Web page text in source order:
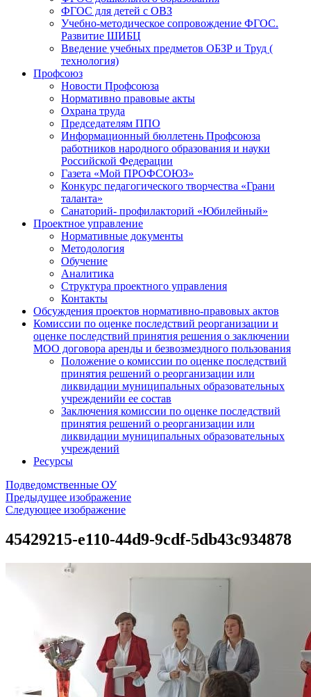
ФГОС для детей с ОВЗ
Учебно-методическое сопровождение ФГОС.
Развитие ШИБЦ
Введение учебных предметов ОБЗР и Труд (
технология)
Профсоюз
Новости Профсоюза
Нормативно правовые акты
Охрана труда
Председателям ППО
Информационный бюллетень Профсоюза
работников народного образования и науки
Российской Федерации
Газета «Мой ПРОФСОЮЗ»
Конкурс педагогического творчества «Грани
таланта»
Санаторий- профилакторий «Юбилейный»
Проектное управление
Нормативные документы
Методология
Обучение
Аналитика
Структура проектного управления
Контакты
Обсуждения проектов нормативно-правовых актов
Комиссии по оценке последствий реорганизации и
оценке последствий принятия решения о заключении
МОО договора аренды и безвозмездного пользования
Положение о комиссии по оценке последствий
принятия решений о реорганизации или
ликвидации муниципальных образовательных
учрежденийи ее состав
Заключения комиссии по оценке последствий
принятия решений о реорганизации или
ликвидации муниципальных образовательных
учреждений
Ресурсы
Подведомственные ОУ
Предыдущее изображение
Следующее изображение
45429215-e110-44d9-9cdf-5db43c934878